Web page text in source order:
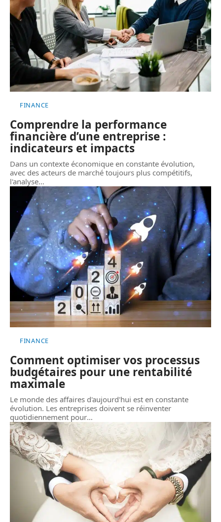
FINANCE
Comprendre la performance
financière d’une entreprise :
indicateurs et impacts
Dans un contexte économique en constante évolution,
avec des acteurs de marché toujours plus compétitifs,
l'analyse…
FINANCE
Comment optimiser vos processus
budgétaires pour une rentabilité
maximale
Le monde des affaires d'aujourd'hui est en constante
évolution. Les entreprises doivent se réinventer
quotidiennement pour…